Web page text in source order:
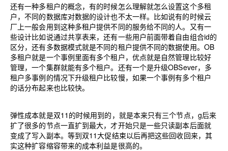
还有一种多租户的概念，有的时候怎么理解就怎么设置这个多租
户，不同的数据库对数据的设计也不太一样。比如说有的时候云
厂上一般会用到这种多租户提供不同的服务给不同的人。又有一
些设计比如说通过共享表来，还有一些用户前面带着自由组合id的
区分，还有多数据模式就是不同的租户提供不同的数据使用。OB
多租户就是一个事例里面有多个租户，优点就是自然管理比较好
管理，一个集群就能有多个租户。还有一个是升级OBSever，多
租户多事例的情况下升级租户比较慢，如果一个事例有多个租户
的话分布起来也比较快。
弹性成本就是双11的时候用到的，就是本来只有三个节点，g后来
扩了很多的节点一直扩到最大，才开始只是一些只读副本后面就
变成了写入副本。等到双11大促结束以后再把这些回收回来，其
实这种扩容缩容带来的成本利益是很高的。